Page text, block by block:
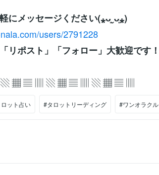
にメッセージください(⁎ᴗ͈ˬᴗ͈⁎)
users/2791228
リポスト」「フォロー」大歓迎です！
▦ ▤ ▥ ▧ ▦ ▤ ▥ ▧ ▦ ▤ ▥
ット占い #タロットリーディング #ワンオラクル